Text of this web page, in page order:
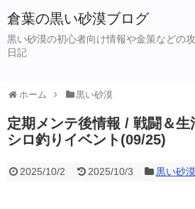
倉葉の黒い砂漠ブログ
黒い砂漠の初心者向け情報や金策などの
日記
ホーム 黒い砂漠
定期メンテ後情報 / 戦闘＆
シロ釣りイベント(09/25)
2025/10/2 2025/10/3 黒い砂漠